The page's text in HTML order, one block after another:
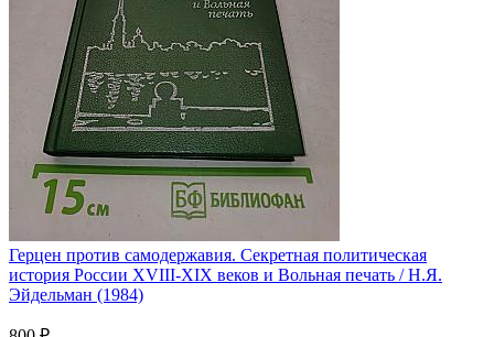
Герцен против самодержавия. Секретная политическая
история России XVIII-XIX веков и Вольная печать / Н.Я.
Эйдельман (1984)